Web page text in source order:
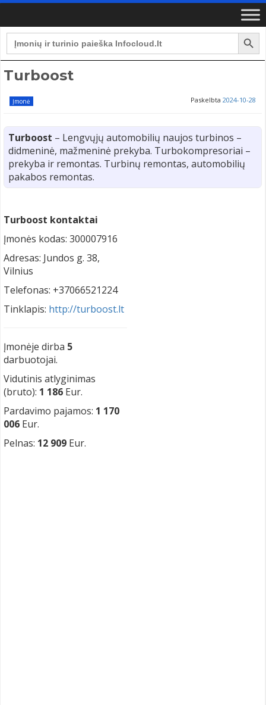
Search
for:
Search Button
Turboost
Įmonė Paskelbta 2024-10-28
Turboost – Lengvųjų automobilių naujos turbinos –
didmeninė, mažmeninė prekyba. Turbokompresoriai –
prekyba ir remontas. Turbinų remontas, automobilių
pakabos remontas.
Turboost kontaktai
Įmonės kodas: 300007916
Adresas: Jundos g. 38,
Vilnius
Telefonas: +37066521224
Tinklapis: http://turboost.lt
Įmonėje dirba 5
darbuotojai.
Vidutinis atlyginimas
(bruto): 1 186 Eur.
Pardavimo pajamos: 1 170
006 Eur.
Pelnas: 12 909 Eur.